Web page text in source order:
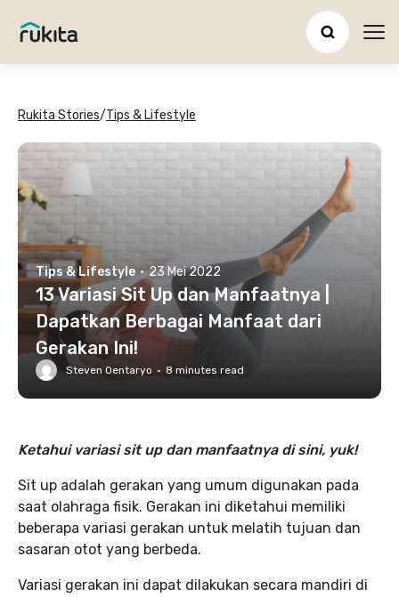
Rukita Stories/Tips & Lifestyle
Tips & Lifestyle · 23 Mei 2022
13 Variasi Sit Up dan Manfaatnya |
Dapatkan Berbagai Manfaat dari
Gerakan Ini!
Steven Oentaryo · 8 minutes read
Ketahui variasi sit up dan manfaatnya di sini, yuk!
Sit up adalah gerakan yang umum digunakan pada
saat olahraga fisik. Gerakan ini diketahui memiliki
beberapa variasi gerakan untuk melatih tujuan dan
sasaran otot yang berbeda.
Variasi gerakan ini dapat dilakukan secara mandiri di